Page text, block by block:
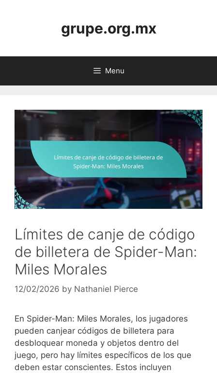
grupe.org.mx
Menu
Límites de canje de código
de billetera de Spider-Man:
Miles Morales
12/02/2026 by Nathaniel Pierce
En Spider-Man: Miles Morales, los jugadores
pueden canjear códigos de billetera para
desbloquear moneda y objetos dentro del
juego, pero hay límites específicos de los que
deben estar conscientes. Estos incluyen